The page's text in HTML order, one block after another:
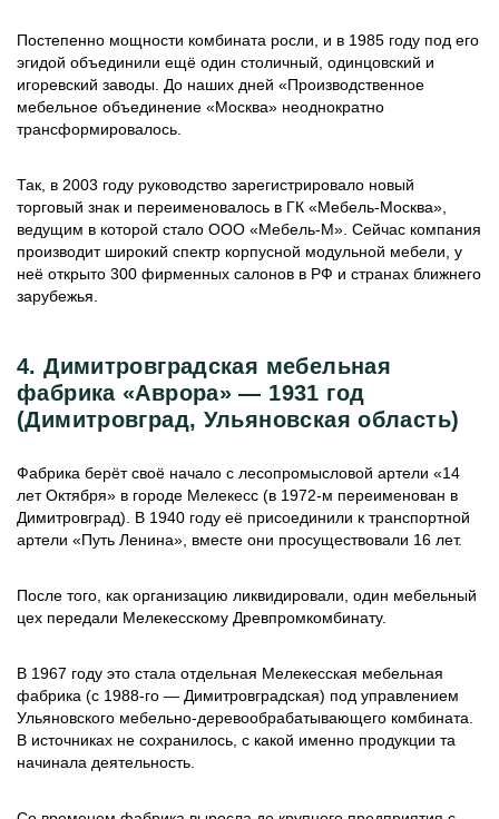
Постепенно мощности комбината росли, и в 1985 году под его
эгидой объединили ещё один столичный, одинцовский и
игоревский заводы. До наших дней «Производственное
мебельное объединение «Москва» неоднократно
трансформировалось.
Так, в 2003 году руководство зарегистрировало новый
торговый знак и переименовалось в ГК «Мебель-Москва»,
ведущим в которой стало ООО «Мебель-М». Сейчас компания
производит широкий спектр корпусной модульной мебели, у
неё открыто 300 фирменных салонов в РФ и странах ближнего
зарубежья.
4. Димитровградская мебельная
фабрика «Аврора» — 1931 год
(Димитровград, Ульяновская область)
Фабрика берёт своё начало с лесопромысловой артели «14
лет Октября» в городе Мелекесс (в 1972-м переименован в
Димитровград). В 1940 году её присоединили к транспортной
артели «Путь Ленина», вместе они просуществовали 16 лет.
После того, как организацию ликвидировали, один мебельный
цех передали Мелекесскому Древпромкомбинату.
В 1967 году это стала отдельная Мелекесская мебельная
фабрика (с 1988-го — Димитровградская) под управлением
Ульяновского мебельно-деревообрабатывающего комбината.
В источниках не сохранилось, с какой именно продукции та
начинала деятельность.